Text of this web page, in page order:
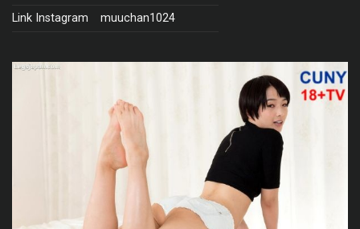
Link Instagram
muuchan1024